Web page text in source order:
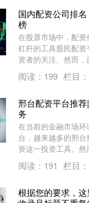
国内配资公司排
榜
在股票市场中，配
杠杆的工具股民配
资者的关注。然而
配资公司，如何选择
透明的平台，成为许
阅读： 199 栏目：
邢台配资平台推
务
在当前的金融市场
台，越来越多的邢
资这一投资工具。
多的配资平台，如
全、提供本地服务的
阅读： 191 栏目：
根据您的要求，